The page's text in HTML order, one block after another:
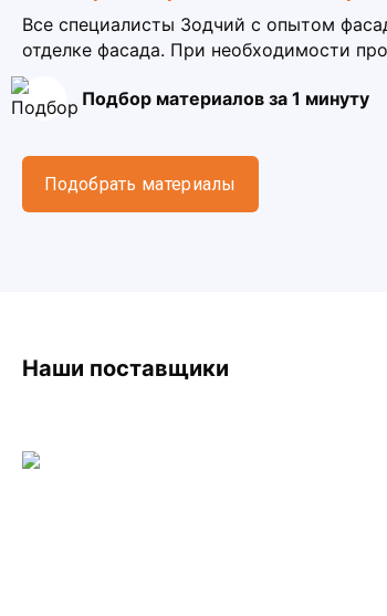
Все специалисты Зодчий с опытом
отделке фасада. При необходимости
Подбор материалов за 1 минуту
Подобрать материалы
Наши поставщики